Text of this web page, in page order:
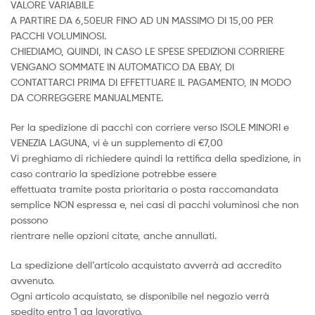
VALORE VARIABILE
A PARTIRE DA 6,50EUR FINO AD UN MASSIMO DI 15,00 PER
PACCHI VOLUMINOSI.
CHIEDIAMO, QUINDI, IN CASO LE SPESE SPEDIZIONI CORRIERE
VENGANO SOMMATE IN AUTOMATICO DA EBAY, DI
CONTATTARCI PRIMA DI EFFETTUARE IL PAGAMENTO, IN MODO
DA CORREGGERE MANUALMENTE.
Per la spedizione di pacchi con corriere verso ISOLE MINORI e
VENEZIA LAGUNA, vi è un supplemento di €7,00
Vi preghiamo di richiedere quindi la rettifica della spedizione, in
caso contrario la spedizione potrebbe essere
effettuata tramite posta prioritaria o posta raccomandata
semplice NON espressa e, nei casi di pacchi voluminosi che non
possono
rientrare nelle opzioni citate, anche annullati.
La spedizione dell’articolo acquistato avverrà ad accredito
avvenuto.
Ogni articolo acquistato, se disponibile nel negozio verrà
spedito entro 1 gg lavorativo.